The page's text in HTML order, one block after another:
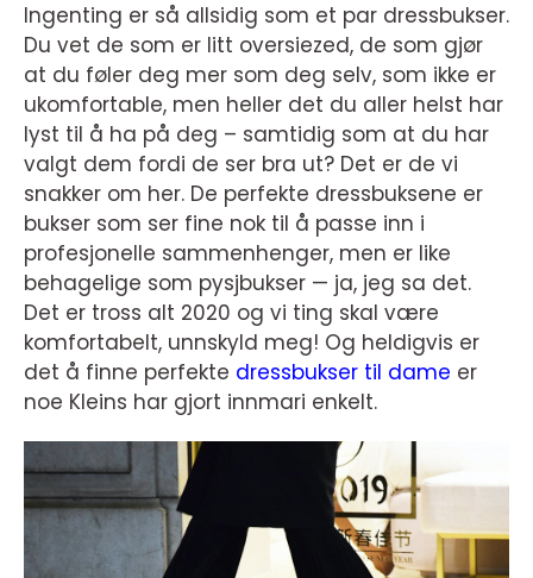
Ingenting er så allsidig som et par dressbukser.
Du vet de som er litt oversiezed, de som gjør
at du føler deg mer som deg selv, som ikke er
ukomfortable, men heller det du aller helst har
lyst til å ha på deg – samtidig som at du har
valgt dem fordi de ser bra ut? Det er de vi
snakker om her. De perfekte dressbuksene er
bukser som ser fine nok til å passe inn i
profesjonelle sammenhenger, men er like
behagelige som pysjbukser — ja, jeg sa det.
Det er tross alt 2020 og vi ting skal være
komfortabelt, unnskyld meg! Og heldigvis er
det å finne perfekte dressbukser til dame er
noe Kleins har gjort innmari enkelt.